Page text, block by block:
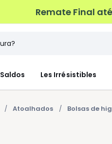
Remate Final
Saldos Les Irrésistibles
Atoalhados Bolsas de